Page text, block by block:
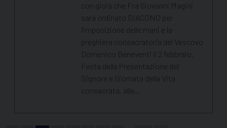
con gioia che Fra Giovanni Magini
sarà ordinato DIACONO per
l'imposizione delle mani e la
preghiera consacratoria del Vescovo
Domenico Beneventi il 2 febbraio,
Festa della Presentazione del
Signore e Giornata della Vita
consacrata, alle…